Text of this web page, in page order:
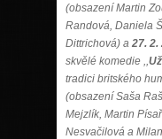
(obsazení Martin
Randová, Daniela
Dittrichová) a 27. 2.
skvělé komedie ,,
tradici britského
(obsazení Saša
Mejzlík, Martin
Nesvačilová a